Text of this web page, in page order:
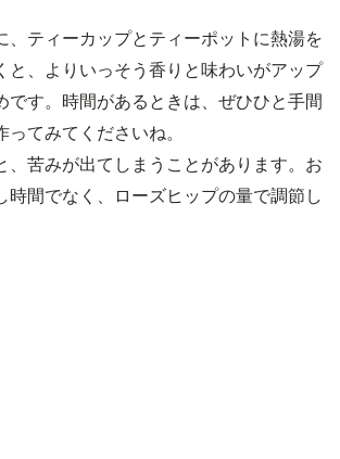
、ティーカップとティーポットに熱湯を
と、よりいっそう香りと味わいがアップ
です。時間があるときは、ぜひひと手間
てみてくださいね。
、苦みが出てしまうことがあります。お
時間でなく、ローズヒップの量で調節し